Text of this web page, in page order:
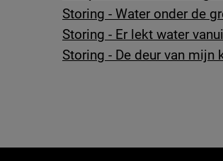
Storing - Water onder de
Storing - Er lekt water
Storing - De deur van